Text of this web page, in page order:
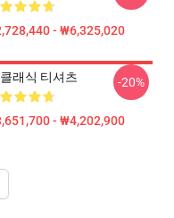
- ₩6,325,020
래식 티셔츠
- ₩4,202,900
-20%